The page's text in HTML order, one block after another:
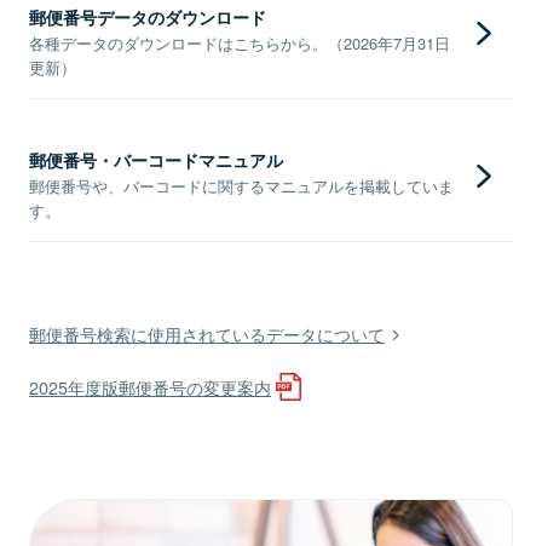
郵便番号データのダウンロード
各種データのダウンロードはこちらから。（2026年7月31日
更新）
郵便番号・バーコードマニュアル
郵便番号や、バーコードに関するマニュアルを掲載していま
す。
郵便番号検索に使用されているデータについて
2025年度版郵便番号の変更案内